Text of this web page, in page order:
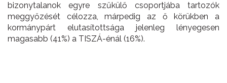
bizonytalanok egyre szűkülő csoportjába tartozók
meggyőzését célozza, márpedig az ő körükben a
kormánypárt elutasítottsága jelenleg lényegesen
magasabb (41%) a TISZÁ-énál (16%).